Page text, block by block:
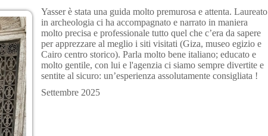
Yasser è stata una guida molto premurosa e attenta. Laureato
in archeologia ci ha accompagnato e narrato in maniera
molto precisa e professionale tutto quel che c’era da sapere
per apprezzare al meglio i siti visitati (Giza, museo egizio e
Cairo centro storico). Parla molto bene italiano; educato e
molto gentile, con lui e l'agenzia ci siamo sempre divertite e
sentite al sicuro: un’esperienza assolutamente consigliata !
Settembre 2025